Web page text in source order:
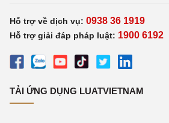
Hỗ trợ về dịch vụ: 0938 36 1919
Hỗ trợ giải đáp pháp luật: 1900 6192
TẢI ỨNG DỤNG LUATVIETNAM